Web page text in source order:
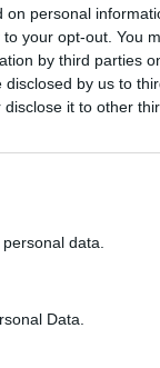
personal
your opt-out. You
by third parties
by us to
it to other
data.
Data.